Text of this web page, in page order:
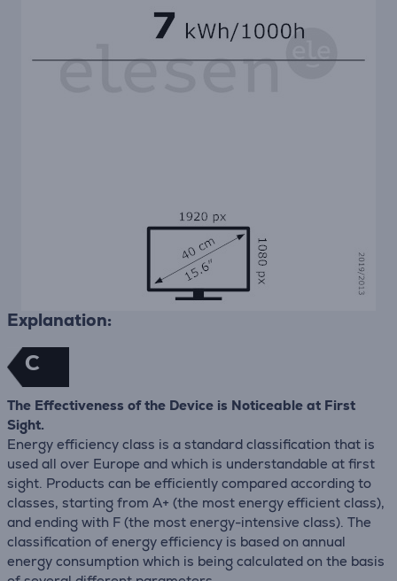
Explanation:
C
The Effectiveness of the Device is Noticeable at First
Sight.
Energy efficiency class is a standard classification that is
used all over Europe and which is understandable at first
sight. Products can be efficiently compared according to
classes, starting from A+ (the most energy efficient class),
and ending with F (the most energy-intensive class). The
classification of energy efficiency is based on annual
energy consumption which is being calculated on the basis